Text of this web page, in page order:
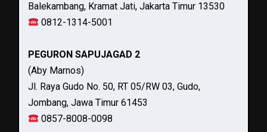
Balekambang, Kramat Jati, Jakarta Timur 13530
0812-1314-5001
PEGURON SAPUJAGAD 2
(Aby Marnos)
Jl. Raya Gudo No. 50, RT 05/RW 03, Gudo,
Jombang, Jawa Timur 61453
0857-8008-0098